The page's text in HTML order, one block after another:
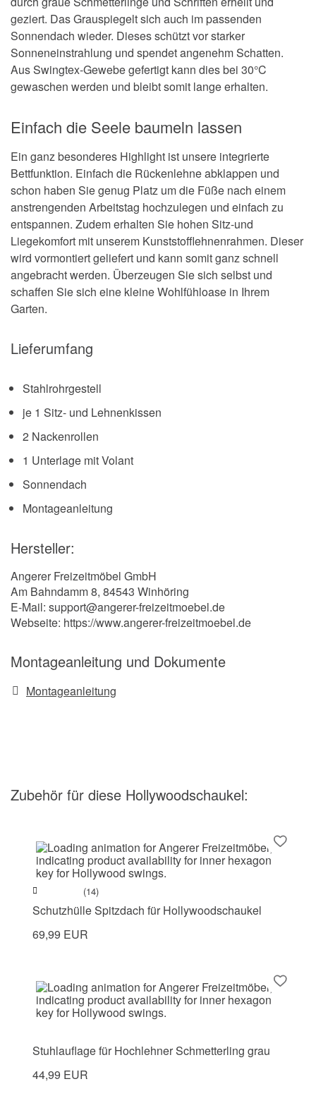
geziert. Das Grauspiegelt sich auch im passenden
Sonnendach wieder. Dieses schützt vor starker
Sonneneinstrahlung und spendet angenehm Schatten.
Aus Swingtex-Gewebe gefertigt kann dies bei 30°C
gewaschen werden und bleibt somit lange erhalten.
Einfach die Seele baumeln lassen
Ein ganz besonderes Highlight ist unsere integrierte
Bettfunktion. Einfach die Rückenlehne abklappen und
schon haben Sie genug Platz um die Füße nach einem
anstrengenden Arbeitstag hochzulegen und einfach zu
entspannen. Zudem erhalten Sie hohen Sitz-und
Liegekomfort mit unserem Kunststofflehnenrahmen. Dieser
wird vormontiert geliefert und kann somit ganz schnell
angebracht werden. Überzeugen Sie sich selbst und
schaffen Sie sich eine kleine Wohlfühloase in Ihrem
Garten.
Lieferumfang
Stahlrohrgestell
je 1 Sitz- und Lehnenkissen
2 Nackenrollen
1 Unterlage mit Volant
Sonnendach
Montageanleitung
Hersteller:
Angerer Freizeitmöbel GmbH
Am Bahndamm 8, 84543 Winhöring
E-Mail: support@angerer-freizeitmoebel.de
Webseite: https://www.angerer-freizeitmoebel.de
Montageanleitung und Dokumente
Montageanleitung
Zubehör für diese Hollywoodschaukel:
(14)
Schutzhülle Spitzdach für Hollywoodschaukel
69,99 EUR
Stuhlauflage für Hochlehner Schmetterling grau
44,99 EUR